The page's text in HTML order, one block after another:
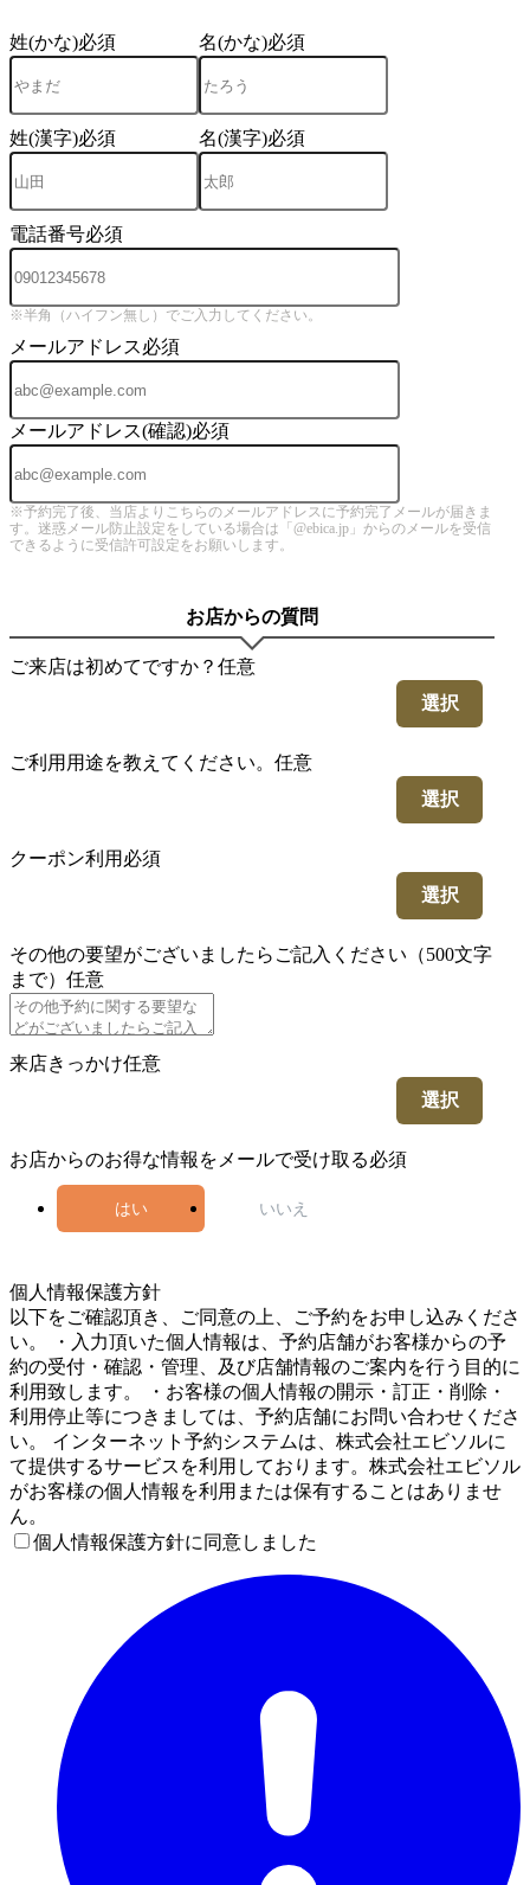
姓(かな)必須 名(かな)必須
姓(漢字)必須 名(漢字)必須
電話番号必須
※半角（ハイフン無し）でご入力してください。
メールアドレス必須
メールアドレス(確認)必須
※予約完了後、当店よりこちらのメールアドレスに予約完了メールが届きま
す。迷惑メール防止設定をしている場合は「@ebica.jp」からのメールを受信
できるように受信許可設定をお願いします。
お店からの質問
ご来店は初めてですか？ 任意
選択
ご利用用途を教えてください。 任意
選択
クーポン利用 必須
選択
その他の要望がございましたらご記入ください（500文字
まで） 任意
来店きっかけ任意
選択
お店からのお得な情報をメールで受け取る必須
はい いいえ
個人情報保護方針
以下をご確認頂き、ご同意の上、ご予約をお申し込みくださ
い。 ・入力頂いた個人情報は、予約店舗がお客様からの予
約の受付・確認・管理、及び店舗情報のご案内を行う目的に
利用致します。 ・お客様の個人情報の開示・訂正・削除・
利用停止等につきましては、予約店舗にお問い合わせくださ
い。 インターネット予約システムは、株式会社エビソルに
て提供するサービスを利用しております。株式会社エビソル
がお客様の個人情報を利用または保有することはありませ
ん。
個人情報保護方針に同意しました